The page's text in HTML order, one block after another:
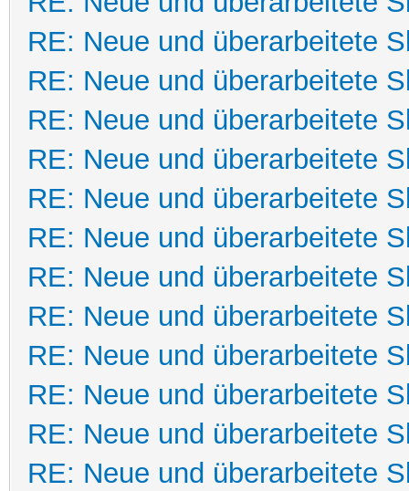
RE: Neue und überarbeitete
RE: Neue und überarbeitete
RE: Neue und überarbeitete
RE: Neue und überarbeitete
RE: Neue und überarbeitete
RE: Neue und überarbeitete
RE: Neue und überarbeitete
RE: Neue und überarbeitete
RE: Neue und überarbeitete
RE: Neue und überarbeitete
RE: Neue und überarbeitete
RE: Neue und überarbeitete